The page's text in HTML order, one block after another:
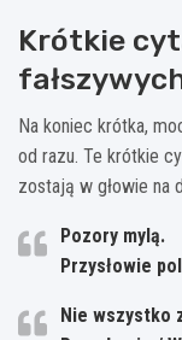
Krótkie
Na koniec krótka,
od razu. Te krótkie
zostają w głowie na
Pozory mylą.
Przysłowie
Nie wszystko